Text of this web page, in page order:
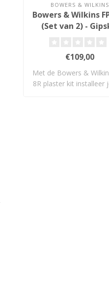
BOWERS & WILKINS
Bowers & Wilkins
(Set van 2) -
€109,00
Met de Bowers &
8R plaster kit installeer